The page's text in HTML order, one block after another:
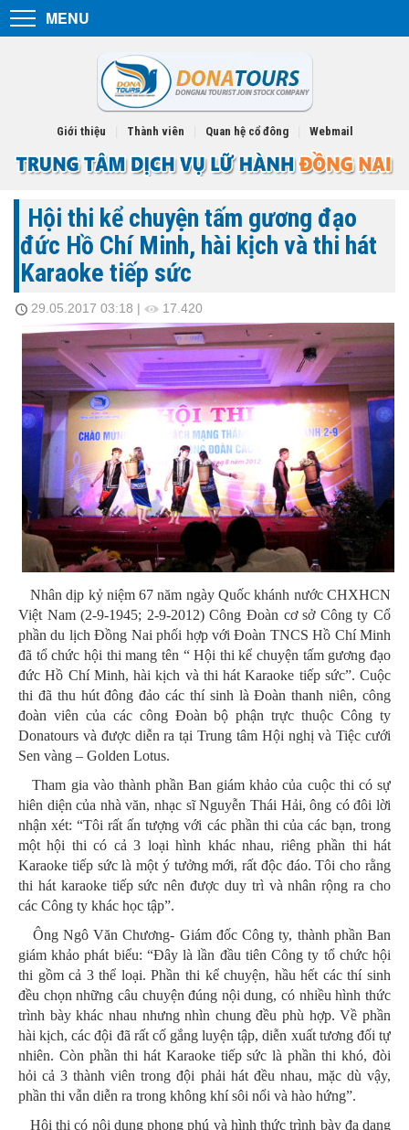
TOUR TRONG NƯỚC
TOUR NƯỚC NGOÀI
TÌM TOUR
ĐẶT TOUR
DỊCH VỤ KHÁC
KHÁM PHÁ
TIN TỨC
TUYỂN DỤNG
CHỈ ĐƯỜNG
MENU
Giới thiệu Thành viên Quan hệ cổ đông Webmail
Hội thi kể chuyện tấm gương đạo
đức Hồ Chí Minh, hài kịch và thi hát
Karaoke tiếp sức
29.05.2017 03:18 | 17.420
Nhân dịp kỷ niệm 67 năm ngày Quốc khánh nước CHXHCN
Việt Nam (2-9-1945; 2-9-2012) Công Đoàn cơ sở Công ty Cổ
phần du lịch Đồng Nai phối hợp với Đoàn TNCS Hồ Chí Minh
đã tổ chức hội thi mang tên “ Hội thi kể chuyện tấm gương đạo
đức Hồ Chí Minh, hài kịch và thi hát Karaoke tiếp sức”. Cuộc
thi đã thu hút đông đảo các thí sinh là Đoàn thanh niên, công
đoàn viên của các công Đoàn bộ phận trực thuộc Công ty
Donatours và được diễn ra tại Trung tâm Hội nghị và Tiệc cưới
Sen vàng – Golden Lotus.
Tham gia vào thành phần Ban giám khảo của cuộc thi có sự
hiên diện của nhà văn, nhạc sĩ Nguyễn Thái Hải, ông có đôi lời
nhận xét: “Tôi rất ấn tượng với các phần thi của các bạn, trong
một hội thi có cả 3 loại hình khác nhau, riêng phần thi hát
Karaoke tiếp sức là một ý tưởng mới, rất độc đáo. Tôi cho rằng
thi hát karaoke tiếp sức nên được duy trì và nhân rộng ra cho
các Công ty khác học tập”.
Ông Ngô Văn Chương- Giám đốc Công ty, thành phần Ban
giám khảo phát biểu: “Đây là lần đầu tiên Công ty tổ chức hội
thi gồm cả 3 thể loại. Phần thi kể chuyện, hầu hết các thí sinh
đều chọn những câu chuyện đúng nội dung, có nhiều hình thức
trình bày khác nhau nhưng nhìn chung đều phù hợp. Về phần
hài kịch, các đội đã rất cố gắng luyện tập, diễn xuất tương đối tự
nhiên. Còn phần thi hát Karaoke tiếp sức là phần thi khó, đòi
hỏi cả 3 thành viên trong đội phải hát đều nhau, mặc dù vậy,
phần thi vẫn diễn ra trong không khí sôi nổi và hào hứng”.
Hội thi có nội dung phong phú và hình thức trình bày đa dạng